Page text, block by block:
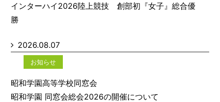
インターハイ2026陸上競技 創部初『女子』総合優
勝
2026.08.07
お知らせ
昭和学園高等学校同窓会
昭和学園 同窓会総会2026の開催について